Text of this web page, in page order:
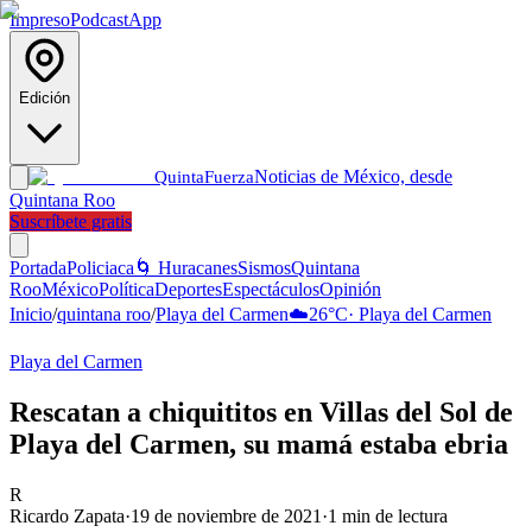
ImpresoPodcastApp
Edición
QuintaFuerzaNoticias de México, desde
Quintana Roo
Suscríbete gratis
PortadaPoliciaca 🌀 HuracanesSismosQuintana
RooMéxicoPolíticaDeportesEspectáculosOpinión
Inicio/quintana roo/Playa del Carmen☁️26°C· Playa del Carmen
Playa del Carmen
Rescatan a chiquititos en Villas del Sol de
Playa del Carmen, su mamá estaba ebria
R
Ricardo Zapata·19 de noviembre de 2021 ·1 min de lectura